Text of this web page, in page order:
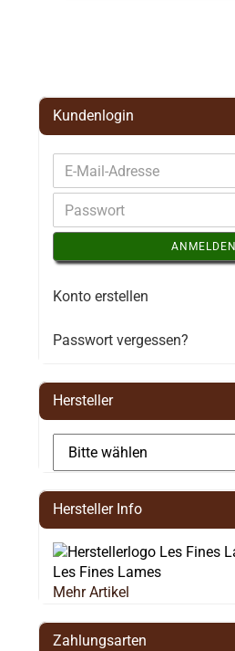
Kundenlogin
ANMELDEN
Konto erstellen
Passwort vergessen?
Hersteller
Hersteller Info
Les Fines Lames
Mehr Artikel
Zahlungsarten